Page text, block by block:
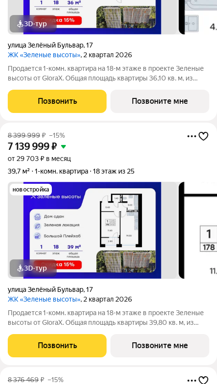
3D-тур
улица Зелёный Бульвар,17
ЖК «Зеленые высоты», 2 квартал 2026
Продается 1-комн. квартира на 18-м этаже в проекте Зеленые
высоты от GloraX. Общая площадь квартиры 36,10 кв. м, из
13,80 кв. м кухни. Номер квартиры - 175. Преимущества
квартиры:
Позвонить Позвоните мне
8 399 999₽ –15%
7 139 999₽
от 29 703 ₽ в месяц
39,7 м²
1-комн. квартира 18 этаж из 25
новостройка
3D-тур
улица Зелёный Бульвар,17
ЖК «Зеленые высоты», 2 квартал 2026
Продается 1-комн. квартира на 18-м этаже в проекте Зеленые
высоты от GloraX. Общая площадь квартиры 39,80 кв. м, из
14,00 кв. м кухни. Номер квартиры - 178. Преимущества
квартиры:
Позвонить Позвоните мне
8 376 469₽ –15%